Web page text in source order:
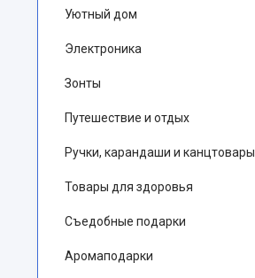
Уютный дом
Электроника
Зонты
Путешествие и отдых
Ручки, карандаши и канцтовары
Товары для здоровья
Съедобные подарки
Аромаподарки